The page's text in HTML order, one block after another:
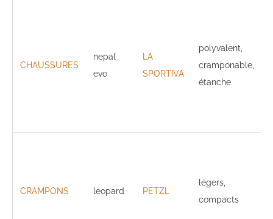
CHAUSSURES
nepal
evo
LA
SPORTIVA
polyvalent,
cramponable,
étanche
CRAMPONS leopard PETZL
légers,
compacts